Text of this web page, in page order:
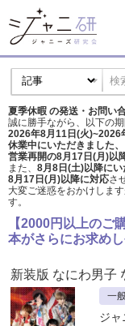
夏季休暇 の発送・お問い
誠に勝手ながら、以下の
2026年8月11日(火)~2026
休業中にいただきました
営業再開の8月17日(月)以
また、 8月8日(土)以降にい
8月17日(月)以降に対応さ
大変ご迷惑をおかけします
す。
【2000円以上のご
本がさらにお求め
新装版 なにわ男子
一
ジャ